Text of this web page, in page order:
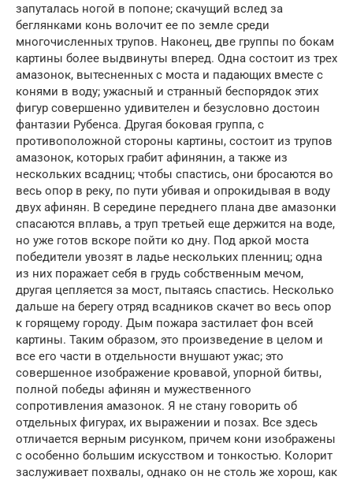
запуталась ногой в попоне; скачущий вслед за
беглянками конь волочит ее по земле среди
многочисленных трупов. Наконец, две группы по бокам
картины более выдвинуты вперед. Одна состоит из трех
амазонок, вытесненных с моста и падающих вместе с
конями в воду; ужасный и странный беспорядок этих
фигур совершенно удивителен и безусловно достоин
фантазии Рубенса. Другая боковая группа, с
противоположной стороны картины, состоит из трупов
амазонок, которых грабит афинянин, а также из
нескольких всадниц; чтобы спастись, они бросаются во
весь опор в реку, по пути убивая и опрокидывая в воду
двух афинян. В середине переднего плана две амазонки
спасаются вплавь, а труп третьей еще держится на воде,
но уже готов вскоре пойти ко дну. Под аркой моста
победители увозят в ладье нескольких пленниц; одна
из них поражает себя в грудь собственным мечом,
другая цепляется за мост, пытаясь спастись. Несколько
дальше на берегу отряд всадников скачет во весь опор
к горящему городу. Дым пожара застилает фон всей
картины. Таким образом, это произведение в целом и
все его части в отдельности внушают ужас; это
совершенное изображение кровавой, упорной битвы,
полной победы афинян и мужественного
сопротивления амазонок. Я не стану говорить об
отдельных фигурах, их выражении и позах. Все здесь
отличается верным рисунком, причем кони изображены
с особенно большим искусством и тонкостью. Колорит
заслуживает похвалы, однако он не столь же хорош, как